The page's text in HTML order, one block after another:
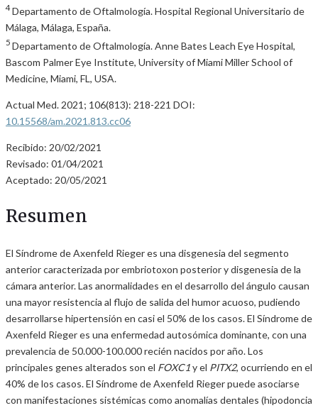
4Departamento de Oftalmología. Hospital Regional Universitario de
Málaga, Málaga, España.
5 Departamento de Oftalmología. Anne Bates Leach Eye Hospital,
Bascom Palmer Eye Institute, University of Miami Miller School of
Medicine, Miami, FL, USA.
Actual Med. 2021; 106(813): 218-221 DOI:
10.15568/am.2021.813.cc06
Recibido: 20/02/2021
Revisado: 01/04/2021
Aceptado: 20/05/2021
Resumen
El Síndrome de Axenfeld Rieger es una disgenesia del segmento
anterior caracterizada por embriotoxon posterior y disgenesia de la
cámara anterior. Las anormalidades en el desarrollo del ángulo causan
una mayor resistencia al flujo de salida del humor acuoso, pudiendo
desarrollarse hipertensión en casi el 50% de los casos. El Síndrome de
Axenfeld Rieger es una enfermedad autosómica dominante, con una
prevalencia de 50.000-100.000 recién nacidos por año. Los
principales genes alterados son el FOXC1y el PITX2, ocurriendo en el
40% de los casos. El Síndrome de Axenfeld Rieger puede asociarse
con manifestaciones sistémicas como anomalías dentales (hipodoncia